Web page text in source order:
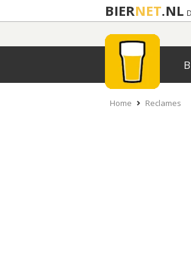
BIERNET.NL
Home Reclames